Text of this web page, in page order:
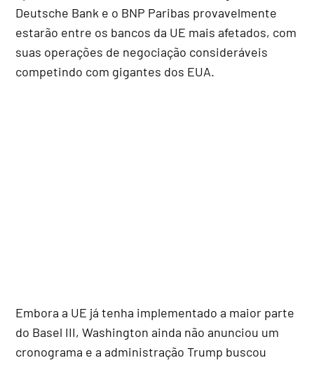
Deutsche Bank e o BNP Paribas provavelmente
estarão entre os bancos da UE mais afetados, com
suas operações de negociação consideráveis
competindo com gigantes dos EUA.
Embora a UE já tenha implementado a maior parte
do Basel III, Washington ainda não anunciou um
cronograma e a administração Trump buscou